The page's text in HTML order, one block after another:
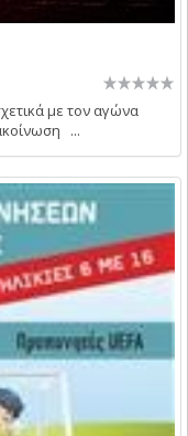
με τον αγώνα
...